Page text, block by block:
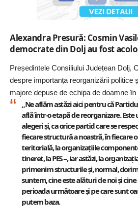
Alexandra Presură: Cosmin
democrate din Dolj au fost
Președintele Consiliului Județean Dolj,
despre importanța reorganizării politice
majore depuse de echipa de doamne în
„Ne aflăm astăzi aici pentru că
află într-o etapă de reorganizare. Este
alegeri și, ca orice partid care se
fiecare structură a noastră, în fiecare
teritorială, la organizațiile
tineret, la PES –, iar astăzi, la
primenim structurile și, normal,
suntem, cine este alături de noi și
perioada următoare și pe care sunt
putem baza.